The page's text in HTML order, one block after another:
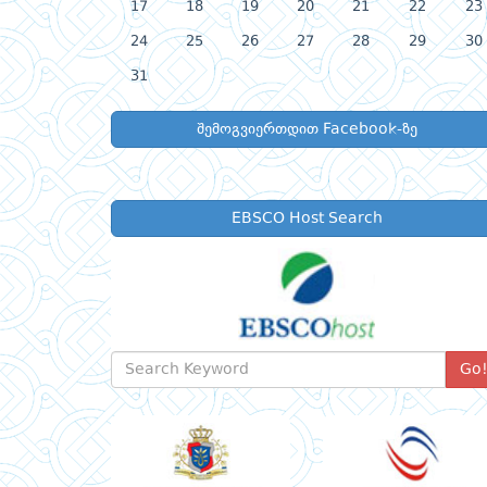
17 18 19 20 21 22 23
24 25 26 27 28 29 30
31
შემოგვიერთდით Facebook-ზე
EBSCO Host Search
Go!